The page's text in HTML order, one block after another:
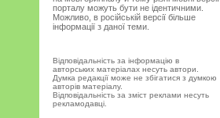
порталу можуть бути не ідентичними.
Можливо, в російській версії більше
інформації з даної теми.
Відповідальність за інформацію в
авторських матеріалах несуть автори.
Думка редакції може не збігатися з думкою
авторів матеріалу.
Відповідальність за зміст реклами несуть
рекламодавці.